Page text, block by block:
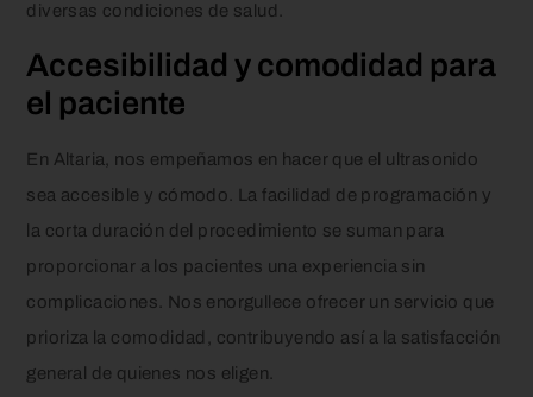
diversas condiciones de salud.
Accesibilidad y comodidad para
el paciente
En Altaria, nos empeñamos en hacer que el ultrasonido
sea accesible y cómodo. La facilidad de programación y
la corta duración del procedimiento se suman para
proporcionar a los pacientes una experiencia sin
complicaciones. Nos enorgullece ofrecer un servicio que
prioriza la comodidad, contribuyendo así a la satisfacción
general de quienes nos eligen.